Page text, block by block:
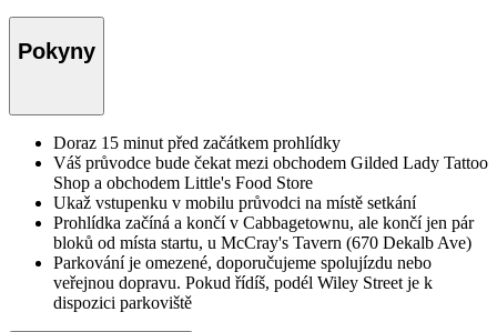
Pokyny
Doraz 15 minut před začátkem prohlídky
Váš průvodce bude čekat mezi obchodem Gilded Lady Tattoo
Shop a obchodem Little's Food Store
Ukaž vstupenku v mobilu průvodci na místě setkání
Prohlídka začíná a končí v Cabbagetownu, ale končí jen pár
bloků od místa startu, u McCray's Tavern (670 Dekalb Ave)
Parkování je omezené, doporučujeme spolujízdu nebo
veřejnou dopravu. Pokud řídíš, podél Wiley Street je k
dispozici parkoviště